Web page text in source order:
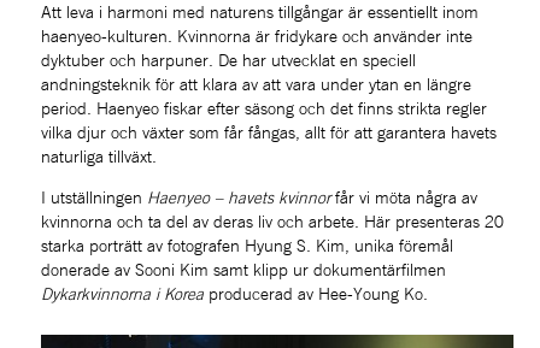
Att leva i harmoni med naturens tillgångar är essentiellt inom
haenyeo-kulturen. Kvinnorna är fridykare och använder inte
dyktuber och harpuner. De har utvecklat en speciell
andningsteknik för att klara av att vara under ytan en längre
period. Haenyeo fiskar efter säsong och det finns strikta regler
vilka djur och växter som får fångas, allt för att garantera havets
naturliga tillväxt.
I utställningen Haenyeo – havets kvinnor får vi möta några av
kvinnorna och ta del av deras liv och arbete. Här presenteras 20
starka porträtt av fotografen Hyung S. Kim, unika föremål
Dykarkvinnorna i Korea producerad av Hee-Young Ko.